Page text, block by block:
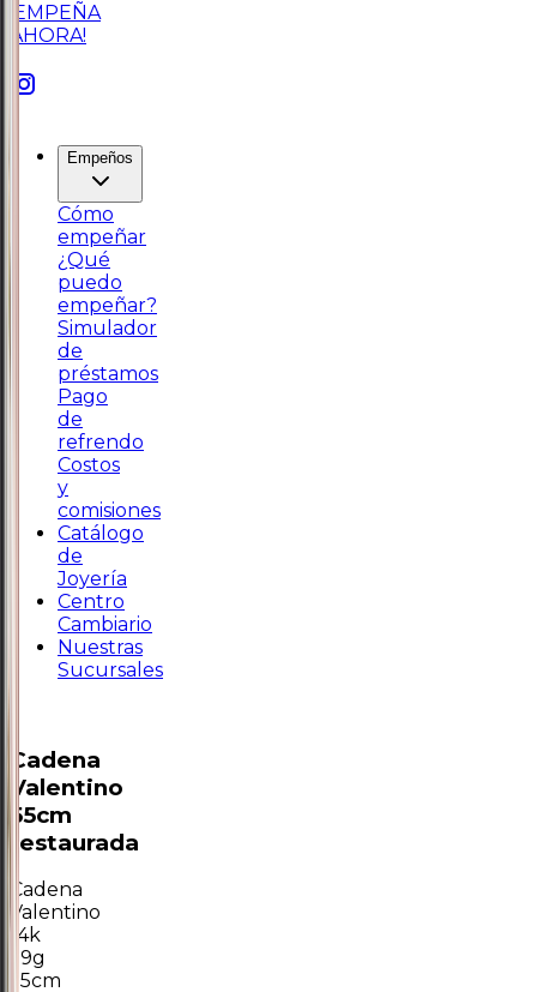
¡EMPEÑA
AHORA!
Empeños
Cómo
empeñar
¿Qué
puedo
empeñar?
Simulador
de
préstamos
Pago
de
refrendo
Costos
y
comisiones
Catálogo
de
Joyería
Centro
Cambiario
Nuestras
Sucursales
Cadena
Valentino
55cm
restaurada
Cadena
Valentino
14k
1.9g
55cm